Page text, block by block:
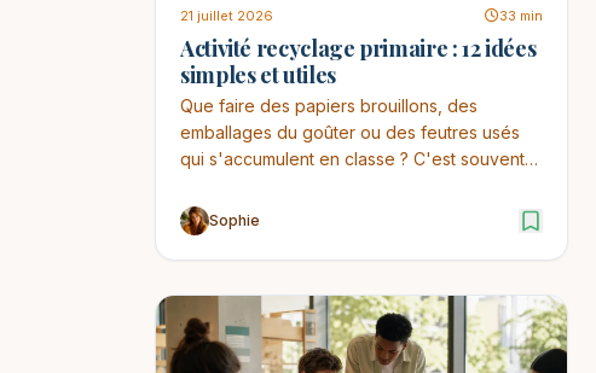
21 juillet 2026 33 min
Activité recyclage primaire : 12 idées
simples et utiles
Que faire des papiers brouillons, des
emballages du goûter ou des feutres usés
qui s'accumulent en classe ? C'est souvent
Sophie